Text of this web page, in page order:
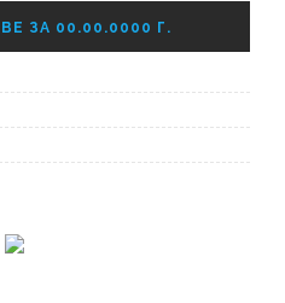
ЗА 00.00.0000 Г.